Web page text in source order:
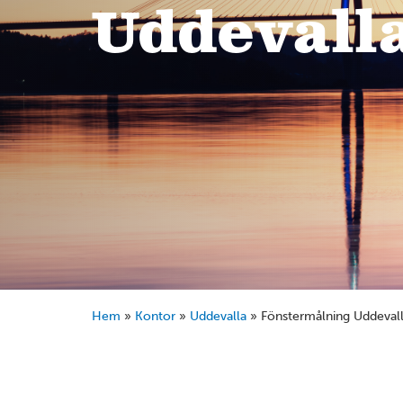
Hem » Kontor » Uddevalla » Fönstermålning